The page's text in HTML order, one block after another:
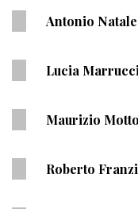
Antonio Natale
Lucia Marrucci
Maurizio
Roberto